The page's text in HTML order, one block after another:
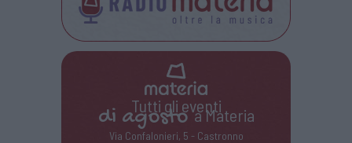
Tutti gli eventi
di agostoa Materia
Via Confalonieri, 5 - Castronno